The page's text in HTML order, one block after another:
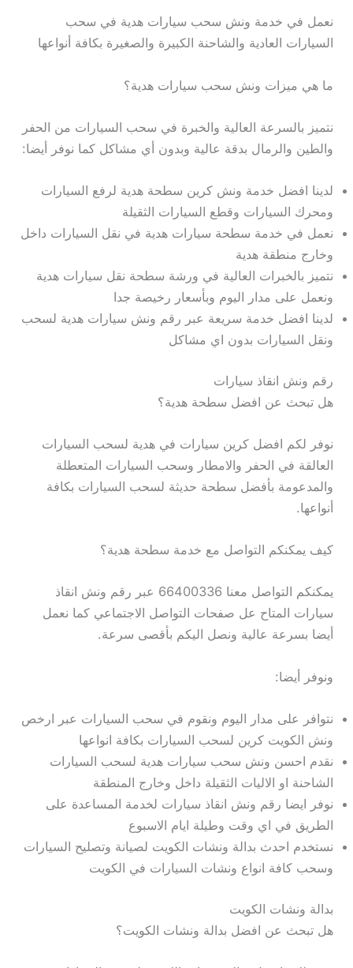
نعمل في خدمة ونش سحب سيارات هدية في سحب
السيارات العادية والشاحنة الكبيرة والصغيرة بكافة أنواعها
ما هي ميزات ونش سحب سيارات هدية؟
نتميز بالسرعة العالية والخبرة في سحب السيارات من الحفر
والطين والرمال بدقة عالية وبدون أي مشاكل كما نوفر أيضا:
لدينا افضل خدمة ونش كرين سطحة هدية لرفع السيارات
ومحرك السيارات وقطع السيارات الثقيلة
نعمل في خدمة سطحة سيارات هدية في نقل السيارات داخل
وخارج منطقة هدية
نتميز بالخبرات العالية في ورشة سطحة نقل سيارات هدية
ونعمل على مدار اليوم وبأسعار رخيصة جدا
لدينا افضل خدمة سريعة عبر رقم ونش سيارات هدية لسحب
ونقل السيارات بدون اي مشاكل
رقم ونش انقاذ سيارات
هل تبحث عن افضل سطحة هدية؟
نوفر لكم افضل كرين سيارات في هدية لسحب السيارات
العالقة في الحفر والامطار وسحب السيارات المتعطلة
والمدعومة بأفضل سطحة حديثة لسحب السيارات بكافة
أنواعها.
كيف يمكنكم التواصل مع خدمة سطحة هدية؟
يمكنكم التواصل معنا 66400336 عبر رقم ونش انقاذ
سيارات المتاح عل صفحات التواصل الاجتماعي كما نعمل
أيضا بسرعة عالية ونصل اليكم بأقصى سرعة.
ونوفر أيضا:
نتوافر على مدار اليوم ونقوم في سحب السيارات عبر ارخص
ونش الكويت كرين لسحب السيارات بكافة انواعها
نقدم احسن ونش سحب سيارات هدية لسحب السيارات
الشاحنة او الاليات الثقيلة داخل وخارج المنطقة
نوفر ايضا رقم ونش انقاذ سيارات لخدمة المساعدة على
الطريق في اي وقت وطيلة ايام الاسبوع
نستخدم احدث بدالة ونشات الكويت لصيانة وتصليح السيارات
وسحب كافة انواع ونشات السيارات في الكويت
بدالة ونشات الكويت
هل تبحث عن افضل بدالة ونشات الكويت؟